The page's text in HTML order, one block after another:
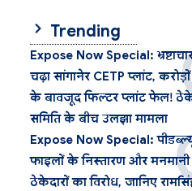
Trending
Expose Now Special:
चढ़ा सांगानेर CETP प्लांट,
के बावजूद फिल्टर प्लांट फेल!
समिति के बीच उलझा मामला
Expose Now Special:
फाइलों के निस्तारण और मनमानी
ठेकेदारों का विरोध, जानिए